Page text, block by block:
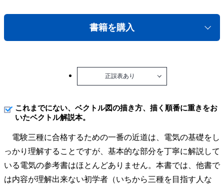
書籍を購入
正誤表あり
これまでにない、ベクトル図の描き方、描く順番に重きをお
いたベクトル解説本。
電験三種に合格するための一番の近道は、電気の基礎をし
っかり理解することですが、基本的な部分を丁寧に解説して
いる電気の参考書はほとんどありません。本書では、他書で
は内容が理解出来ない初学者（いちから三種を目指す人な